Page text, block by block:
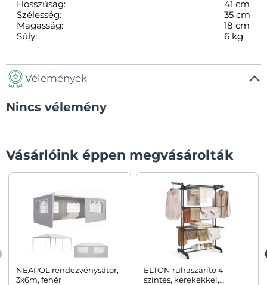
Hosszúság:
41 cm
Szélesség:
35 cm
Magasság:
18 cm
Súly:
6 kg
Vélemények
Nincs vélemény
Vásárlóink éppen megvásárolták
NEAPOL rendezvénysátor,
3x6m, fehér
ELTON ruhaszárító 4
szintes, kerekekkel,